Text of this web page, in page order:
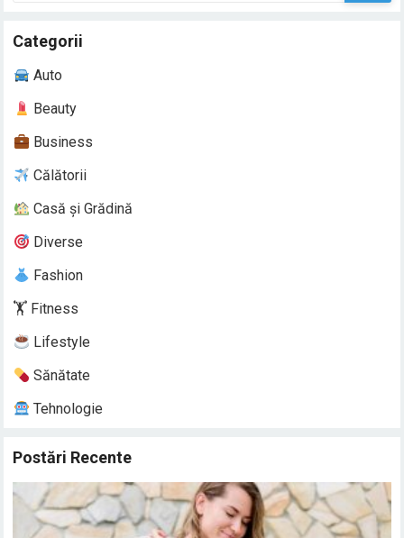
Categorii
Auto
Beauty
Business
Călătorii
Casă și Grădină
Diverse
Fashion
🏋️ Fitness
Lifestyle
Sănătate
Tehnologie
Postări Recente